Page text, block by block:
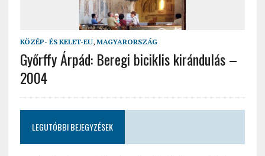
KÖZÉP- ÉS KELET-EU, MAGYARORSZÁG
Győrffy Árpád: Beregi biciklis kirándulás –
2004
LEGUTÓBBI BEJEGYZÉSEK